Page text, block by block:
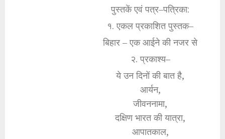
पुस्तकें एवं पत्र–पत्रिका:
१. एकल प्रकाशित पुस्तक–
बिहार – एक आईने की नजर से
२. प्रकाश्य–
ये उन दिनों की बात है,
आर्यन,
जीवननामा,
दक्षिण भारत की यात्रा,
आपातकाल,